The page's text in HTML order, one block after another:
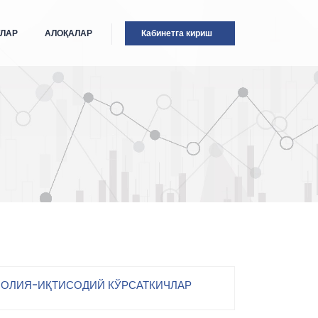
Кабинетга кириш
АЛОҚАЛАР
ИҚТИСОДИЙ КЎРСАТКИЧЛАР